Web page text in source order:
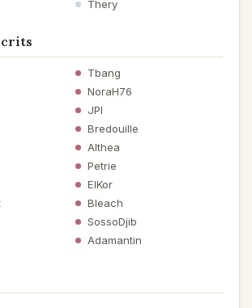
Thery
Tbang
NoraH76
JPI
Bredouille
Althea
Petrie
ElKor
Bleach
SossoDjib
Adamantin